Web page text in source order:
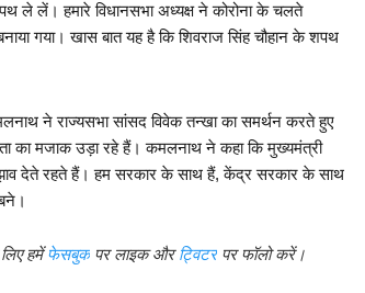
ले लें। हमारे विधानसभा अध्यक्ष ने कोरोना के चलते
गया। खास बात यह है कि शिवराज सिंह चौहान के शपथ
ने राज्यसभा सांसद विवेक तन्खा का समर्थन करते हुए
का मजाक उड़ा रहे हैं। कमलनाथ ने कहा कि मुख्यमंत्री
देते रहते हैं। हम सरकार के साथ हैं, केंद्र सरकार के साथ
हमेंफेसबुक पर लाइक औरट्विटर पर फॉलो करें।